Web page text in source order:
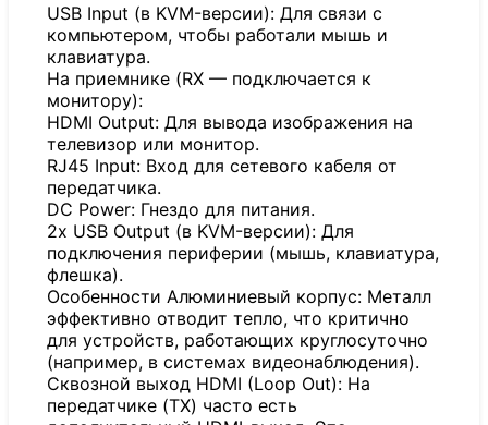
USB Input (в KVM-версии): Для связи с
компьютером, чтобы работали мышь и
клавиатура.
На приемнике (RX — подключается к
монитору):
HDMI Output: Для вывода изображения на
телевизор или монитор.
RJ45 Input: Вход для сетевого кабеля от
передатчика.
DC Power: Гнездо для питания.
2x USB Output (в KVM-версии): Для
подключения периферии (мышь, клавиатура,
флешка).
Особенности Алюминиевый корпус: Металл
эффективно отводит тепло, что критично
для устройств, работающих круглосуточно
(например, в системах видеонаблюдения).
Сквозной выход HDMI (Loop Out): На
передатчике (TX) часто есть